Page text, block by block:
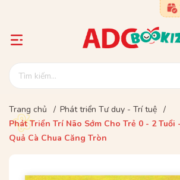
Trang chủ / Phát triển Tư duy - Trí tuệ /
Phát Triển Trí Não Sớm Cho Trẻ 0 - 2 Tuổi
Quả Cà Chua Căng Tròn